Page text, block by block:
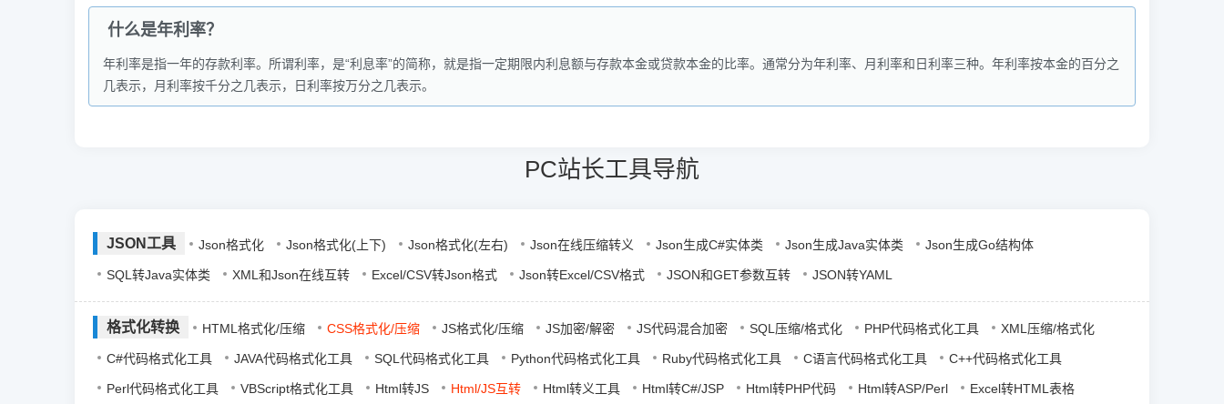
什么是年利率？
年利率是指一年的存款利率。所谓利率，是“利息率”的简称，就是指一定期限内利息额与存款本金或贷款本金的比率。通常分为年利率、月利率和日利率三种。年利率按本金的百分之
几表示，月利率按千分之几表示，日利率按万分之几表示。
PC站长工具导航
JSON工具 Json格式化 Json格式化(上下) Json格式化(左右) Json在线压缩转义 Json生成C#实体类 Json生成Java实体类 Json生成Go结构体
SQL转Java实体类 XML和Json在线互转 Excel/CSV转Json格式 Json转Excel/CSV格式 JSON和GET参数互转 JSON转YAML
格式化转换 HTML格式化/压缩 CSS格式化/压缩 JS格式化/压缩 JS加密/解密 JS代码混合加密 SQL压缩/格式化 PHP代码格式化工具 XML压缩/格式化
C#代码格式化工具 JAVA代码格式化工具 SQL代码格式化工具 Python代码格式化工具 Ruby代码格式化工具 C语言代码格式化工具 C++代码格式化工具
Perl代码格式化工具 VBScript格式化工具 Html转JS Html/JS互转 Html转义工具 Html转C#/JSP Html转PHP代码 Html转ASP/Perl Excel转HTML表格